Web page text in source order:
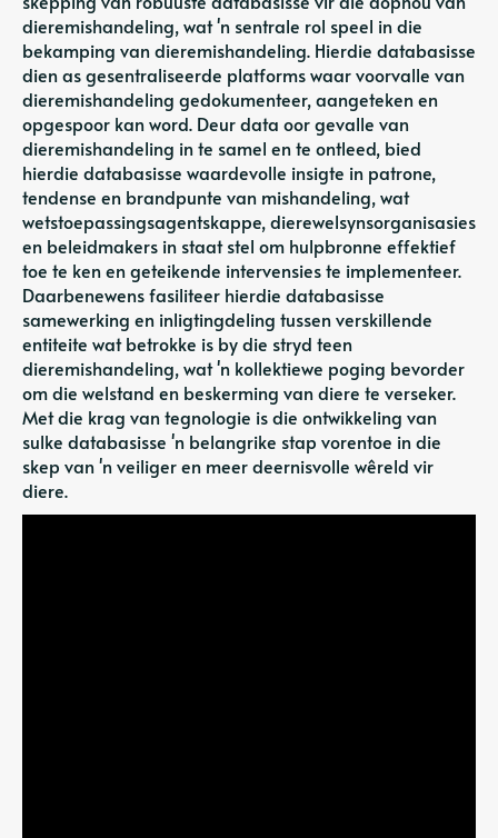
dieremishandeling, wat 'n sentrale rol speel in die
bekamping van dieremishandeling. Hierdie databasisse
dien as gesentraliseerde platforms waar voorvalle van
dieremishandeling gedokumenteer, aangeteken en
opgespoor kan word. Deur data oor gevalle van
dieremishandeling in te samel en te ontleed, bied
hierdie databasisse waardevolle insigte in patrone,
tendense en brandpunte van mishandeling, wat
wetstoepassingsagentskappe, dierewelsynsorganisasies
en beleidmakers in staat stel om hulpbronne effektief
toe te ken en geteikende intervensies te implementeer.
Daarbenewens fasiliteer hierdie databasisse
samewerking en inligtingdeling tussen verskillende
entiteite wat betrokke is by die stryd teen
dieremishandeling, wat 'n kollektiewe poging bevorder
om die welstand en beskerming van diere te verseker.
Met die krag van tegnologie is die ontwikkeling van
sulke databasisse 'n belangrike stap vorentoe in die
skep van 'n veiliger en meer deernisvolle wêreld vir
diere.